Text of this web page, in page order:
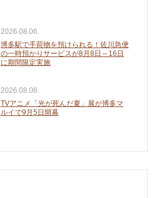
2026.08.06.
博多駅で手荷物を預けられる！佐川急便
の一時預かりサービスが8月8日～16日
に期間限定実施
2026.08.06.
TVアニメ「光が死んだ夏」展が博多マ
ルイで9月5日開幕